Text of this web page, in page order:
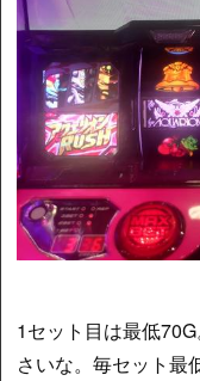
1セット目は最低
さいな。毎セット最